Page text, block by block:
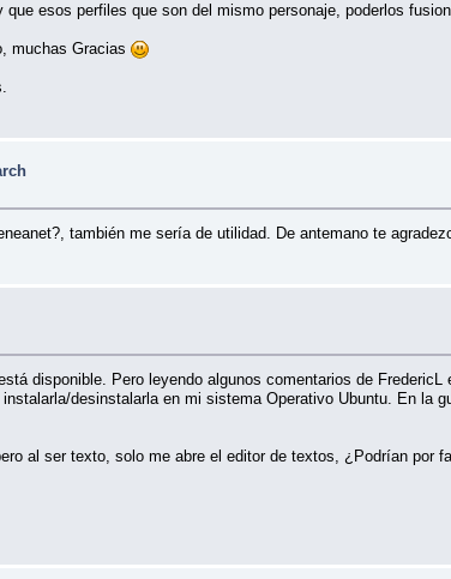
esos perfiles que son del mismo personaje, poderlos
muchas Gracias
también me sería de utilidad. De antemano te
disponible. Pero leyendo algunos comentarios de
desinstalarla en mi sistema Operativo Ubuntu. En la
al ser texto, solo me abre el editor de textos, ¿Podrían por